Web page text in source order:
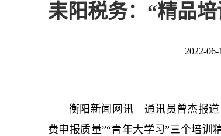
耒阳税务：“精品
2022-
衡阳新闻网讯 通讯员曾杰报
费申报质量”“青年大学习”三个培